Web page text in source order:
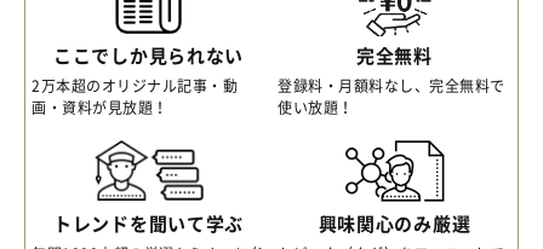
ここでしか見られない
2万本超のオリジナル記事・動
画・資料が見放題！
完全無料
登録料・月額料なし、完全無料で
使い放題！
トレンドを聞いて学ぶ 興味関心のみ厳選